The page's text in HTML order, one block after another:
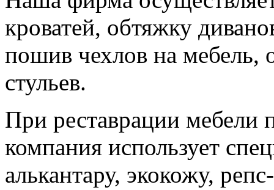
кроватей, обтяжку
пошив чехлов на мебель,
стульев.
При реставрации мебели
компания использует
алькантару, экокожу,